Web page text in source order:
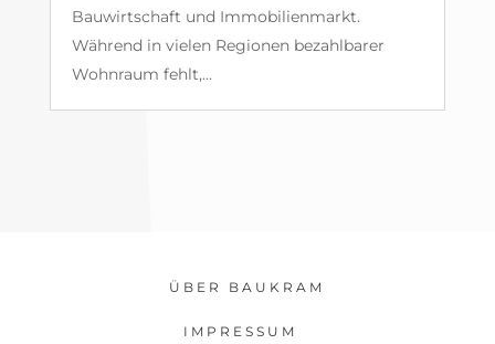
Bauwirtschaft und Immobilienmarkt.
Während in vielen Regionen bezahlbarer
Wohnraum fehlt,...
ÜBER BAUKRAM
IMPRESSUM